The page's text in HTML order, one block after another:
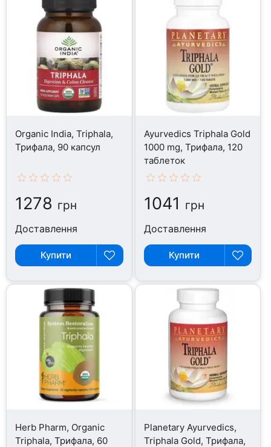
Organic India, Triphala,
Трифала, 90 капсул
1278 грн
Доставлення
Купити
Ayurvedics Triphala Gold
1000 mg, Трифала, 120
таблеток
1041 грн
Доставлення
Купити
Herb Pharm, Organic
Triphala, Трифала, 60
Planetary Ayurvedics,
Triphala Gold, Трифала,